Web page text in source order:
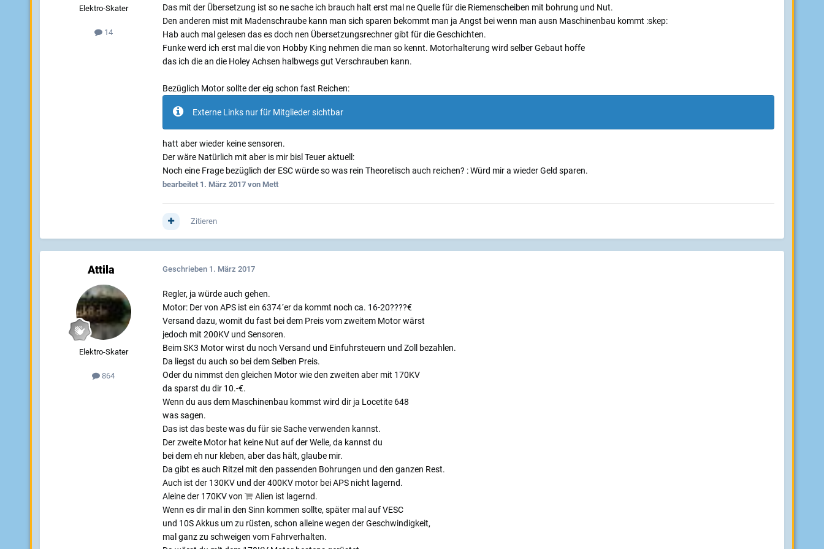
Elektro-Skater
14
Das mit der Übersetzung ist so ne sache ich brauch halt erst mal ne Quelle für die Riemenscheiben mit bohrung und Nut.
Den anderen mist mit Madenschraube kann man sich sparen bekommt man ja Angst bei wenn man ausn Maschinenbau kommt :skep:
Hab auch mal gelesen das es doch nen Übersetzungsrechner gibt für die Geschichten.
Funke werd ich erst mal die von Hobby King nehmen die man so kennt. Motorhalterung wird selber Gebaut hoffe
das ich die an die Holey Achsen halbwegs gut Verschrauben kann.
Bezüglich Motor sollte der eig schon fast Reichen:
Externe Links nur für Mitglieder sichtbar
hatt aber wieder keine sensoren.
Der wäre Natürlich mit aber is mir bisl Teuer aktuell:
Noch eine Frage bezüglich der ESC würde so was rein Theoretisch auch reichen? : Würd mir a wieder Geld sparen.
bearbeitet 1. März 2017von Mett
Zitieren
Attila
Elektro-Skater
864
Geschrieben 1. März 2017
Regler, ja würde auch gehen.
Motor: Der von APS ist ein 6374´er da kommt noch ca. 16-20????€
Versand dazu, womit du fast bei dem Preis vom zweitem Motor wärst
jedoch mit 200KV und Sensoren.
Beim SK3 Motor wirst du noch Versand und Einfuhrsteuern und Zoll bezahlen.
Da liegst du auch so bei dem Selben Preis.
Oder du nimmst den gleichen Motor wie den zweiten aber mit 170KV
da sparst du dir 10.-€.
Wenn du aus dem Maschinenbau kommst wird dir ja Locetite 648
was sagen.
Das ist das beste was du für sie Sache verwenden kannst.
Der zweite Motor hat keine Nut auf der Welle, da kannst du
bei dem eh nur kleben, aber das hält, glaube mir.
Da gibt es auch Ritzel mit den passenden Bohrungen und den ganzen Rest.
Auch ist der 130KV und der 400KV motor bei APS nicht lagernd.
Aleine der 170KV von
Alien ist lagernd.
Wenn es dir mal in den Sinn kommen sollte, später mal auf VESC
und 10S Akkus um zu rüsten, schon alleine wegen der Geschwindigkeit,
mal ganz zu schweigen vom Fahrverhalten.